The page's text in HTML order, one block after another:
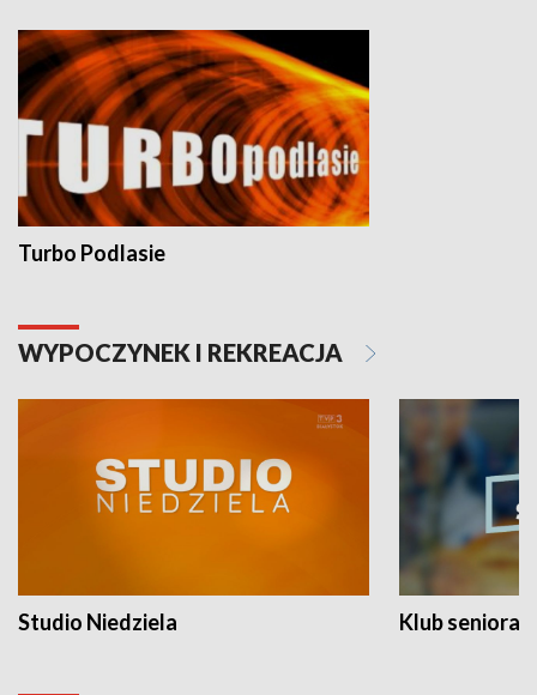
Turbo Podlasie
WYPOCZYNEK I REKREACJA
Studio Niedziela Klub seniora